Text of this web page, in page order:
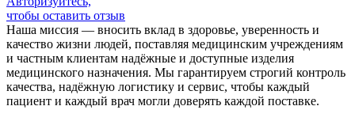
чтобы оставить отзыв
Наша миссия — вносить вклад в здоровье, уверенность и
качество жизни людей, поставляя медицинским учреждениям
и частным клиентам надёжные и доступные изделия
медицинского назначения. Мы гарантируем строгий контроль
качества, надёжную логистику и сервис, чтобы каждый
пациент и каждый врач могли доверять каждой поставке.